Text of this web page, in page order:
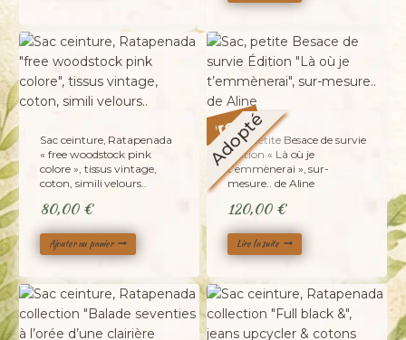
Sac ceinture, Ratapenada
« free woodstock pink
colore », tissus vintage,
coton, simili velours..
80,00 €
Ajouter au panier
Promo !
Adopté
Sac, petite Besace de survie
Édition « Là où je
t’emmènerai », sur-
mesure.. de Aline
120,00 €
Lire la suite